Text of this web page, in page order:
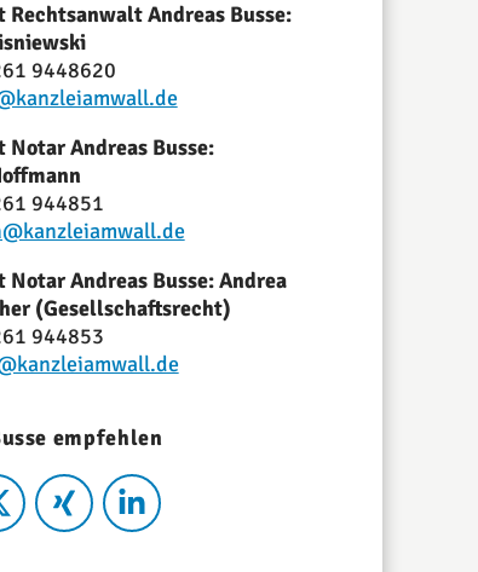
Rechtsanwalt Andreas Busse:
9448620
Notar Andreas Busse:
944851
Notar Andreas Busse: Andrea
(Gesellschaftsrecht)
944853
empfehlen